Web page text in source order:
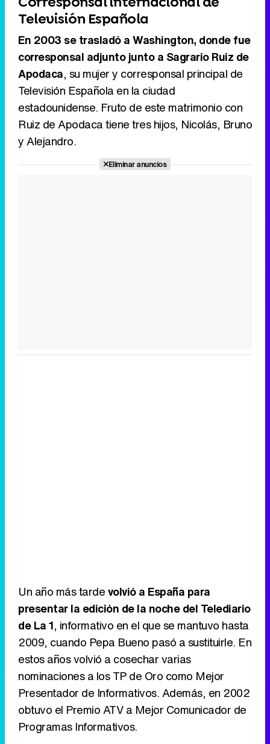
Televisión Española
En 2003 se trasladó a Washington, donde fue
corresponsal adjunto junto a Sagrario Ruiz de
Apodaca, su mujer y corresponsal principal de
Televisión Española en la ciudad
estadounidense. Fruto de este matrimonio con
Ruiz de Apodaca tiene tres hijos, Nicolás, Bruno
y Alejandro.
Eliminar anuncios
Un año más tardevolvió a España para
presentar la edición de la noche del Telediario
de La 1, informativo en el que se mantuvo hasta
2009, cuando Pepa Bueno pasó a sustituirle. En
estos años volvió a cosechar varias
nominaciones a los TP de Oro como Mejor
Presentador de Informativos. Además, en 2002
obtuvo el Premio ATV a Mejor Comunicador de
Programas Informativos.